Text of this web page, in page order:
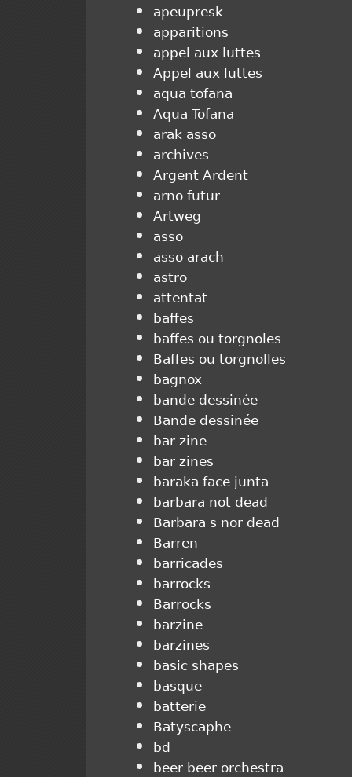
apeupresk
apparitions
appel aux luttes
Appel aux luttes
aqua tofana
Aqua Tofana
arak asso
archives
Argent Ardent
arno futur
Artweg
asso
asso arach
astro
attentat
baffes
baffes ou torgnoles
Baffes ou torgnolles
bagnox
bande dessinée
Bande dessinée
bar zine
bar zines
baraka face junta
barbara not dead
Barbara s nor dead
Barren
barricades
barrocks
Barrocks
barzine
barzines
basic shapes
basque
batterie
Batyscaphe
bd
beer beer orchestra